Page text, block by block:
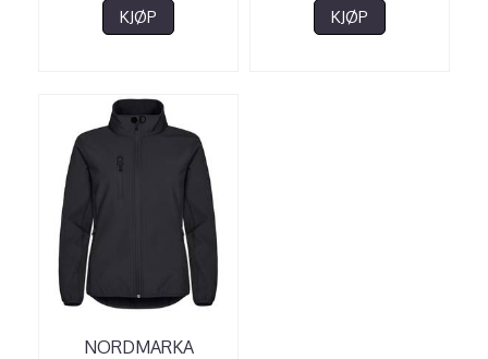
KJØP KJØP
NORDMARKA